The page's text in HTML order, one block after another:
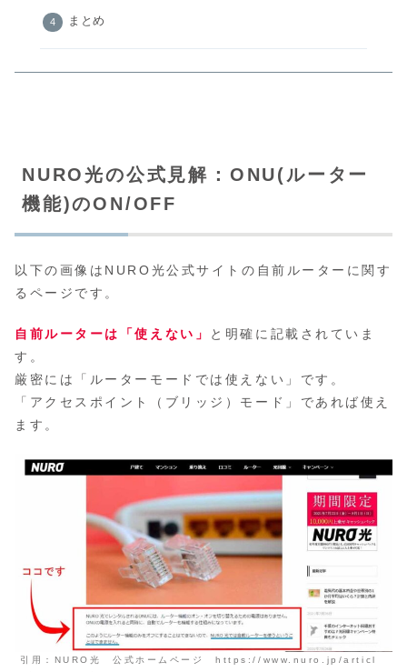
まとめ
NURO光の公式見解：ONU(ルーター
機能)のON/OFF
以下の画像はNURO光公式サイトの自前ルーターに関す
るページです。
自前ルーターは「使えない」
と明確に記載されていま
す。
厳密には「ルーターモードでは使えない」です。
「アクセスポイント（ブリッジ）モード」であれば使え
ます。
引用：NURO光 公式ホームページ https://www.nuro.jp/articl